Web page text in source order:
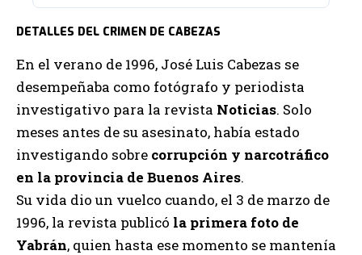
DETALLES DEL CRIMEN DE CABEZAS
En el verano de 1996, José Luis Cabezas se
desempeñaba como fotógrafo y periodista
investigativo para la revista Noticias. Solo
meses antes de su asesinato, había estado
investigando sobre corrupción y narcotráfico
en la provincia de Buenos Aires.
Su vida dio un vuelco cuando, el 3 de marzo de
1996, la revista publicó la primera foto de
Yabrán, quien hasta ese momento se mantenía